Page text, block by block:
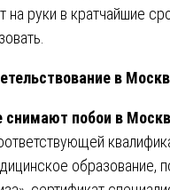
на руки в кратчайшие
в
снимают побои в
образование,